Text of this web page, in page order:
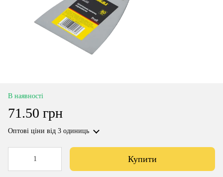
В наявності
71.50 грн
Оптові ціни від 3 одиниць
Купити